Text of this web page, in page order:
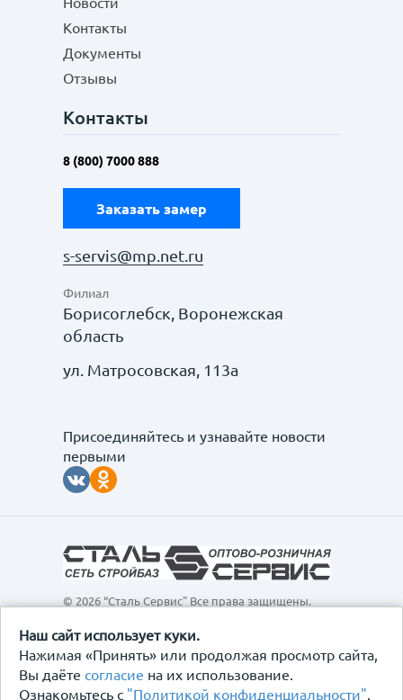
Наш сайт использует куки.
Нажимая «Принять» или продолжая просмотр сайта,
Вы даёте согласие на их использование.
Ознакомьтесь с "Политикой конфиденциальности".
Контакты
Документы
Отзывы
Контакты
8 (800) 7000 888
Заказать замер
s-servis@mp.net.ru
Филиал
Борисоглебск, Воронежская
область
ул. Матросовская, 113а
Присоединяйтесь и узнавайте новости
первыми
© 2026 “Сталь Сервис" Все права защищены.
интернет-сайт, а также вся информация о товарах и
ценах, предоставленная на нём, носит
исключительно информационный характер и ни при
каких условиях не является публичной офертой,
определяемой положениями Статьи 437